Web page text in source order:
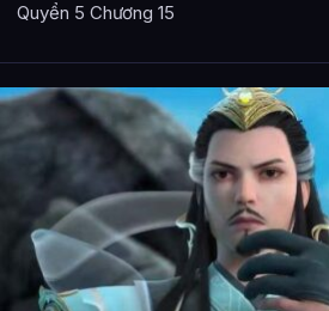
Quyển 5 Chương 15